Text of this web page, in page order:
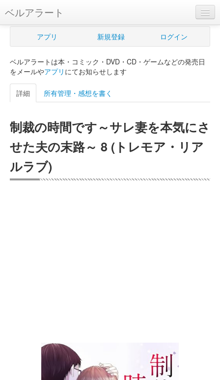
ベルアラート
ベルアラートとは
新規登録
ログイン
購入管理
Myシェルフ
プレミアム
アプリ 新規登録 ログイン
ベルアラートは本・コミック・DVD・CD・ゲームなどの発売日
をメールやアプリ にてお知らせします
詳細 所有管理・感想を書く
制裁の時間です～サレ妻を本気にさ
せた夫の末路～ 8 (トレモア・リア
ルラブ)